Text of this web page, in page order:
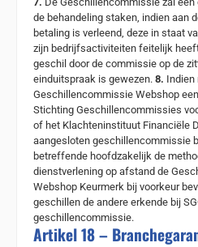
de behandeling staken, indien aan
betaling is verleend, deze in staat
zijn bedrijfsactiviteiten feitelijk
geschil door de commissie op de
einduitspraak is gewezen. 8. Indien
Geschillencommissie Webshop
Stichting Geschillencommissies
of het Klachteninstituut Financiële
aangesloten geschillencommissie
betreffende hoofdzakelijk de
dienstverlening op afstand de
Webshop Keurmerk bij voorkeur
geschillen de andere erkende bij
geschillencommissie.
Artikel 18 –